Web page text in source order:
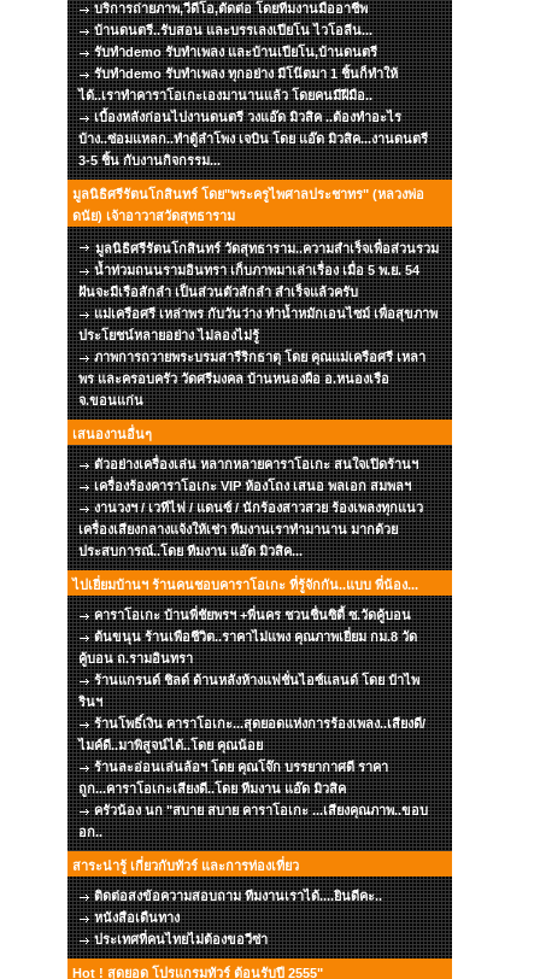
บริการถ่ายภาพ,วีดีโอ,ตัดต่อ โดยทีมงานมืออาชีพ
บ้านดนตรี..รับสอน และบรรเลงเปียโน ไวโอลีน...
รับทำdemo รับทำเพลง และบ้านเปียโน,บ้านดนตรี
รับทำdemo รับทำเพลง ทุกอย่าง มีโน๊ตมา 1 ชิ้นก็ทำให้
ได้..เราทำคาราโอเกะเองมานานแล้ว โดยคนมีฝีมือ..
เบื้องหลังก่อนไปงานดนตรี วงแอ๊ด มิวสิค ..ต้องทำอะไร
บ้าง..ซ่อมแหลก..ทำตู้ลำโพง เจบิน โดย แอ๊ด มิวสิค...งานดนตรี
3-5 ชิ้น กับงานกิจกรรม...
มูลนิธิศรีรัตนโกสินทร์ โดย"พระครูไพศาลประชาทร" (หลวงพ่อ
ดนัย) เจ้าอาวาสวัดสุทธาราม
มูลนิธิศรีรัตนโกสินทร์ วัดสุทธาราม..ความสำเร็จเพื่อส่วนรวม
น้ำท่วมถนนรามอินทรา เก็บภาพมาเล่าเรื่อง เมื่อ 5 พ.ย. 54
ฝันจะมีเรือสักลำ เป็นส่วนตัวสักลำ สำเร็จแล้วครับ
แม่เครือศรี เหล่าพร กับวันว่าง ทำน้ำหมักเอนไซม์ เพื่อสุขภาพ
ประโยชน์หลายอย่าง ไม่ลองไม่รู้
ภาพการถวายพระบรมสารีริกธาตุ โดย คุณแม่เครือศรี เหลา
พร และครอบครัว วัดศรีมงคล บ้านหนองผือ อ.หนองเรือ
จ.ขอนแก่น
เสนองานอื่นๆ
ตัวอย่างเครื่องเล่น หลากหลายคาราโอเกะ สนใจเปิดร้านฯ
เครื่องร้องคาราโอเกะ VIP ห้องโถง เสนอ พลเอก สมพลฯ
งานวงฯ / เวทีไฟ / แดนซ์ / นักร้องสาวสวย ร้องเพลงทุกแนว
เครื่องเสียงกลางแจ้งให้เช่า ทีมงานเราทำมานาน มากด้วย
ประสบการณ์..โดย ทีมงาน แอ๊ด มิวสิค...
ไปเยี่ยมบ้านฯ ร้านคนชอบคาราโอเกะ ที่รู้จักกัน..แบบ พี่น้อง...
คาราโอเกะ บ้านพี่ชัยพรฯ +พี่นคร ชวนชื่นซิตี้ ซ.วัดคู้บอน
ต้นขนุน ร้านเพือชีวิต..ราคาไม่แพง คุณภาพเยี่ยม กม.8 วัด
คู้บอน ถ.รามอินทรา
ร้านแกรนด์ ชิลด์ ด้านหลังห้างแฟชั่นไอซ์แลนด์ โดย ป๋าไพ
รินฯ
ร้านโพธิ์เงิน คาราโอเกะ...สุดยอดแห่งการร้องเพลง..เสียงดี/
ไมค์ดี..มาพิสูจน์ได้..โดย คุณน้อย
ร้านละอ่อนเล่นล้อฯ โดย คุณโจ๊ก บรรยากาศดี ราคา
ถูก...คาราโอเกะเสียงดี..โดย ทีมงาน แอ๊ด มิวสิค
ครัวน้อง นก "สบาย สบาย คาราโอเกะ ...เสียงคุณภาพ..ขอบ
อก..
สาระน่ารู้ เกี่ยวกับทัวร์ และการท่องเที่ยว
ติดต่อสงข้อความสอบถาม ทีมงานเราได้....ยินดีคะ..
หนังสือเดืนทาง
ประเทศที่คนไทยไม่ต้องขอวีซ่า
Hot ! สุดยอด โปรแกรมทัวร์ ต้อนรับปี 2555"